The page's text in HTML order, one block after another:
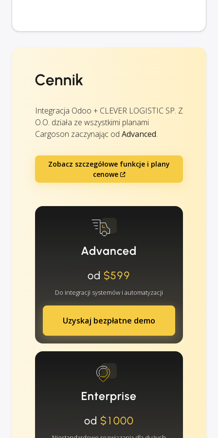
Cennik
Integracja Odoo + CLEVER LOGISTIC SP. Z
O.O. działa ze wszystkimi planami
Cargoson zaczynając od Advanced.
Zobacz szczegółowe funkcje i plany
cenowe
Advanced
od $599
Do integracji systemów i automatyzacji
Uzyskaj bezpłatne demo
Enterprise
od $1000